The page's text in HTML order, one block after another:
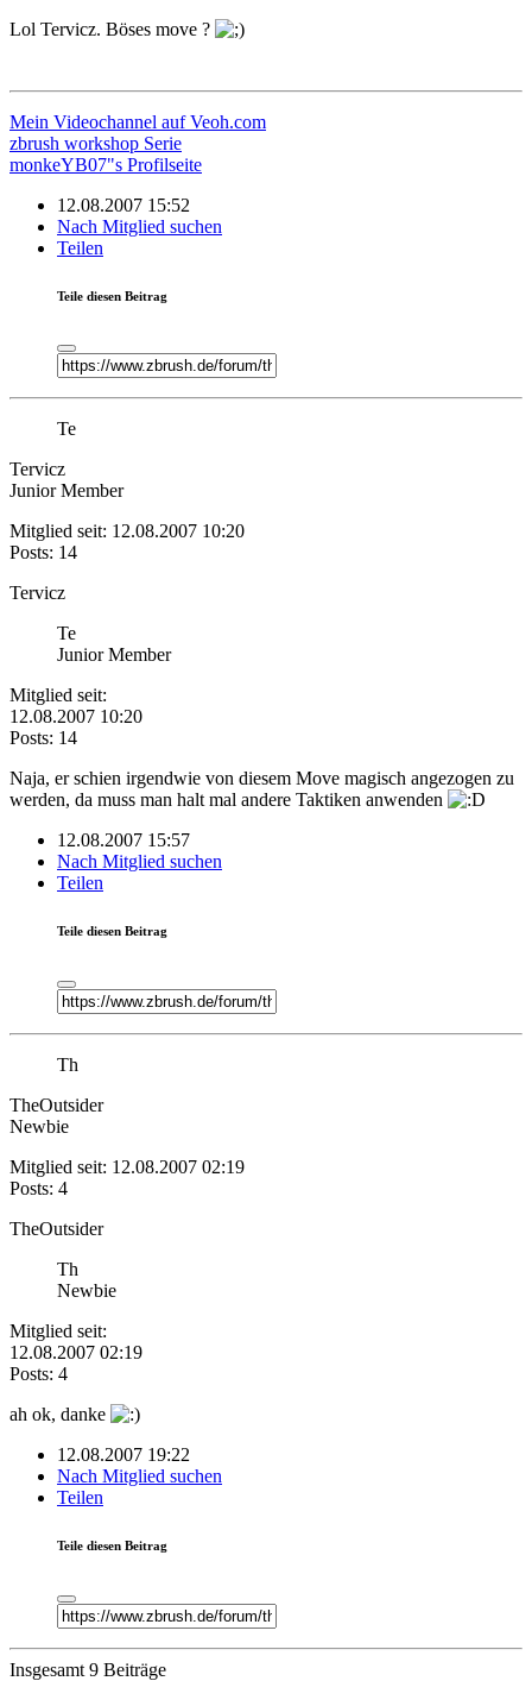
Lol Tervicz. Böses move ?
Mein Videochannel auf Veoh.com
zbrush workshop Serie
monkeYB07"s Profilseite
12.08.2007 15:52
Nach Mitglied suchen
Teilen
Teile diesen Beitrag
Te
Tervicz
Junior Member
Mitglied seit: 12.08.2007 10:20
Posts: 14
Tervicz
Te
Junior Member
Mitglied seit:
12.08.2007 10:20
Posts: 14
Naja, er schien irgendwie von diesem Move magisch angezogen zu
werden, da muss man halt mal andere Taktiken anwenden
12.08.2007 15:57
Nach Mitglied suchen
Teilen
Teile diesen Beitrag
Th
TheOutsider
Newbie
Mitglied seit: 12.08.2007 02:19
Posts: 4
TheOutsider
Th
Newbie
Mitglied seit:
12.08.2007 02:19
Posts: 4
ah ok, danke
12.08.2007 19:22
Nach Mitglied suchen
Teilen
Teile diesen Beitrag
Insgesamt 9 Beiträge